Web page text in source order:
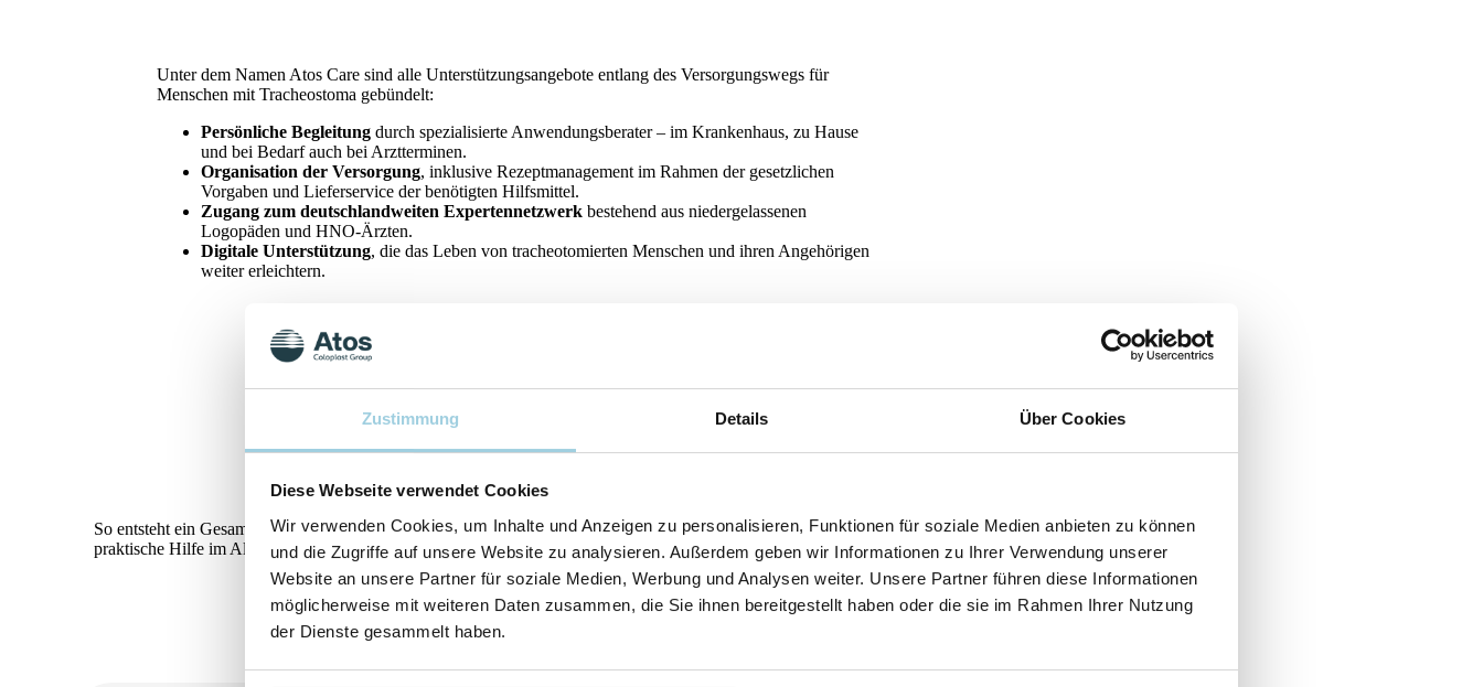
Zustimmung Details Über Cookies
Diese Webseite verwendet Cookies
Wir verwenden Cookies, um Inhalte und Anzeigen zu personalisieren, Funktionen für soziale Medien anbieten zu können
und die Zugriffe auf unsere Website zu analysieren. Außerdem geben wir Informationen zu Ihrer Verwendung unserer
Website an unsere Partner für soziale Medien, Werbung und Analysen weiter. Unsere Partner führen diese Informationen
möglicherweise mit weiteren Daten zusammen, die Sie ihnen bereitgestellt haben oder die sie im Rahmen Ihrer Nutzung
der Dienste gesammelt haben.
Unter dem Namen Atos Care sind alle Unterstützungsangebote entlang des Versorgungswegs für
Menschen mit Tracheostoma gebündelt:
Persönliche Begleitung durch spezialisierte Anwendungsberater – im Krankenhaus, zu Hause
und bei Bedarf auch bei Arztterminen.
Organisation der Versorgung, inklusive Rezeptmanagement im Rahmen der gesetzlichen
Vorgaben und Lieferservice der benötigten Hilfsmittel.
Zugang zum deutschlandweiten Expertennetzwerk bestehend aus niedergelassenen
Logopäden und HNO-Ärzten.
Digitale Unterstützung, die das Leben von tracheotomierten Menschen und ihren Angehörigen
weiter erleichtern.
So entsteht ein Gesamtkonzept entlang der gesamten Tracheostoma-Versorgung, bei dem medizinische Qualität und
praktische Hilfe im Alltag Hand in Hand gehen.